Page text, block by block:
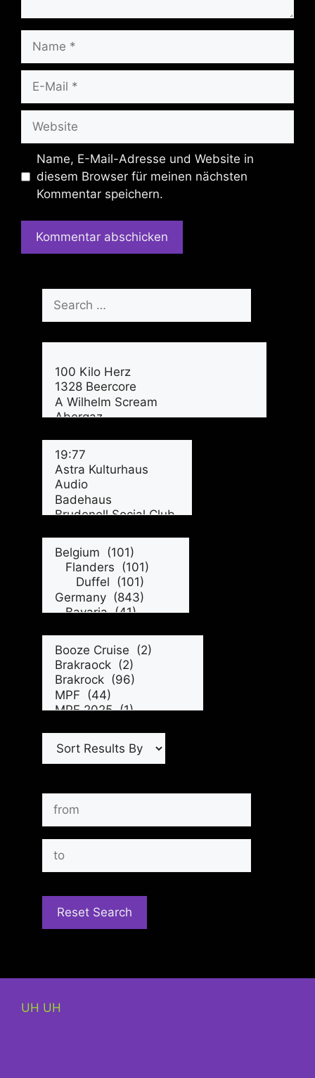
Mail
Name, E-Mail-Adresse und Website in
diesem Browser für meinen nächsten
Kommentar speichern.
UH UH